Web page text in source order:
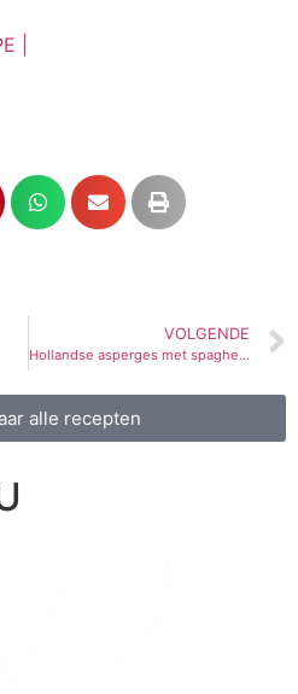
VOLGENDE
Hollandse asperges met spaghetti, ei en rookvlees
alle recepten